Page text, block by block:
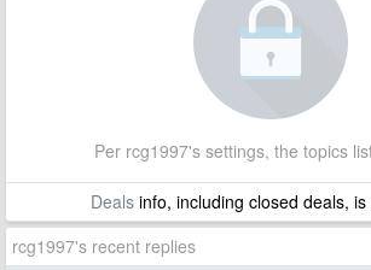
Per rcg1997's settings, the topics
Dealsinfo, including closed deals, is
rcg1997's recent replies